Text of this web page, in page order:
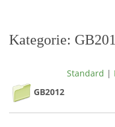
Kategorie:
Standard |
GB2012